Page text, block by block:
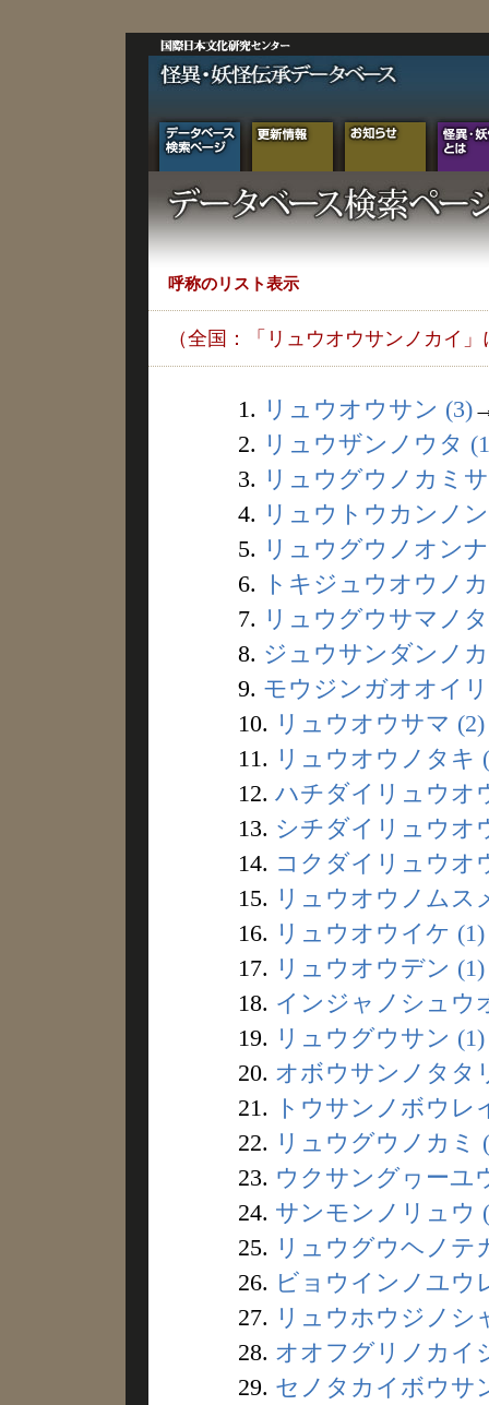
呼称のリスト表示
（全国：「リュウオウサンノカイ
1. リュウオウサン (3)
2. リュウザンノウタ
3. リュウグウノカミ
4. リュウトウカンノ
5. リュウグウノオン
6.
トキジュウオウノ
7. リュウグウサマノ
8. ジュウサンダンノ
9. モウジンガオオイ
10. リュウオウサマ (2)
11. リュウオウノタキ
12. ハチダイリュウオ
13. シチダイリュウオ
14. コクダイリュウオ
15. リュウオウノムス
16. リュウオウイケ (1)
17. リュウオウデン (1)
18. インジャノシュウ
19. リュウグウサン (1)
20. オボウサンノタタ
21.
トウサンノボウレ
22. リュウグウノカミ
23. ウクサングヮーユ
24. サンモンノリュウ
25. リュウグウヘノテ
26. ビョウインノユウ
27. リュウホウジノシ
28. オオフグリノカイ
29. セノタカイボウサ